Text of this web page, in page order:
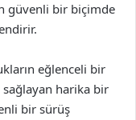
güvenli bir biçimde
eğlenceli bir
harika bir
bir sürüş